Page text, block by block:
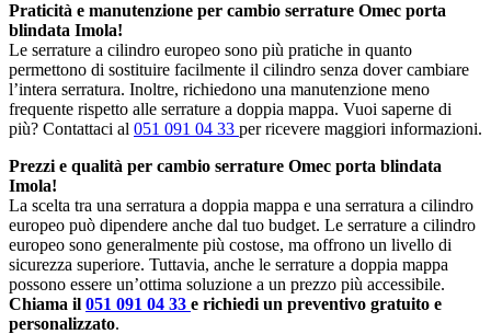
Praticità e manutenzione per cambio serrature Omec porta
blindata Imola!
Le serrature a cilindro europeo sono più pratiche in quanto
permettono di sostituire facilmente il cilindro senza dover cambiare
l’intera serratura. Inoltre, richiedono una manutenzione meno
frequente rispetto alle serrature a doppia mappa. Vuoi saperne di
più? Contattaci al 051 091 04 33 per ricevere maggiori informazioni.
Prezzi e qualità per cambio serrature Omec porta blindata
Imola!
La scelta tra una serratura a doppia mappa e una serratura a cilindro
europeo può dipendere anche dal tuo budget. Le serrature a cilindro
europeo sono generalmente più costose, ma offrono un livello di
sicurezza superiore. Tuttavia, anche le serrature a doppia mappa
possono essere un’ottima soluzione a un prezzo più accessibile.
Chiama il 051 091 04 33 e richiedi un preventivo gratuito e
personalizzato.